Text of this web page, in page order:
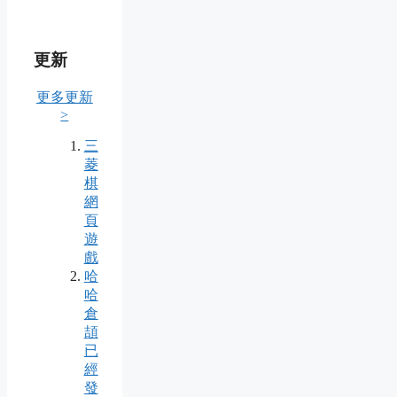
更新
更多更新
>
三
菱
棋
網
頁
遊
戲
哈
哈
倉
頡
已
經
發